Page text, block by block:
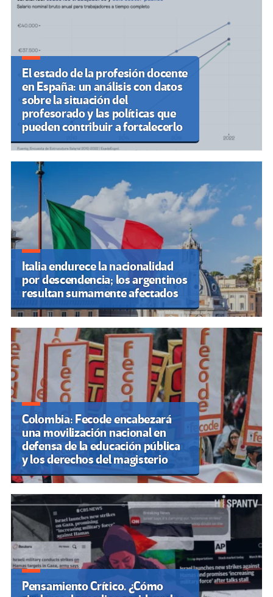
El estado de la profesión docente
en España: un análisis con datos
sobre la situación del
profesorado y las políticas que
pueden contribuir a fortalecerlo
Italia endurece la nacionalidad
por descendencia; los argentinos
resultan sumamente afectados
Colombia: Fecode encabezará
una movilización nacional en
defensa de la educación pública
y los derechos del magisterio
Pensamiento Crítico. ¿Cómo